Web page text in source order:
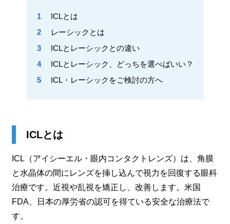
1
ICLとは
2
レーシックとは
3
ICLとレーシックとの違い
4
ICLとレーシック、どっちを選べばいい？
5
ICL・レーシックをご検討の方へ
ICLとは
ICL（アイシーエル・眼内コンタクトレンズ）は、角膜
と水晶体の間にレンズを挿し込んで視力を回復する眼科
治療です。近視や乱視を矯正し、改善します。米国
FDA、日本の厚労省の認可を得ている安全な治療法で
す。